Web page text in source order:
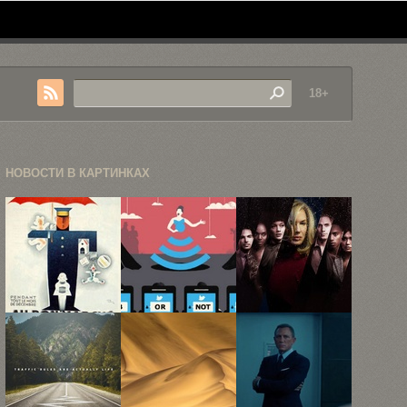
18+
НОВОСТИ В КАРТИНКАХ
Лучшие
ретро-
постеры
Злободневные
иллюстрации
Себастьена
Тибо
Netflix
показал
трейлер нео-
нуарной
антологии ...